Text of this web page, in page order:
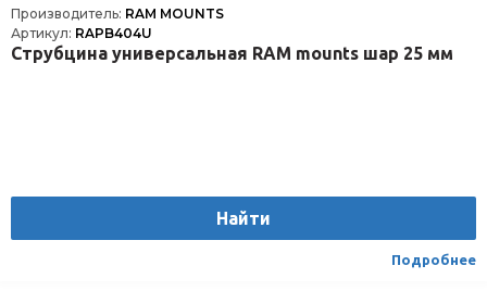
Производитель: RAM MOUNTS
Артикул: RAPB404U
Струбцина универсальная RAM mounts шар 25 мм
Найти
Подробнее